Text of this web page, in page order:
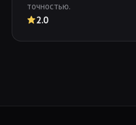
точностью.
2.0